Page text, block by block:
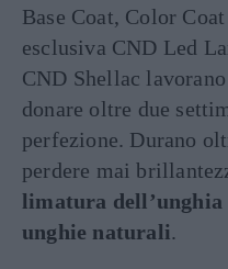
Base Coat, Color
esclusiva CND Led
CND Shellac
donare oltre due
perfezione. Durano
perdere mai
limatura dell’unghia
unghie naturali.